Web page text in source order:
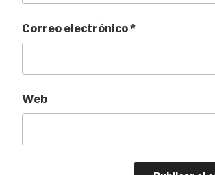
Correo electrónico*
Web